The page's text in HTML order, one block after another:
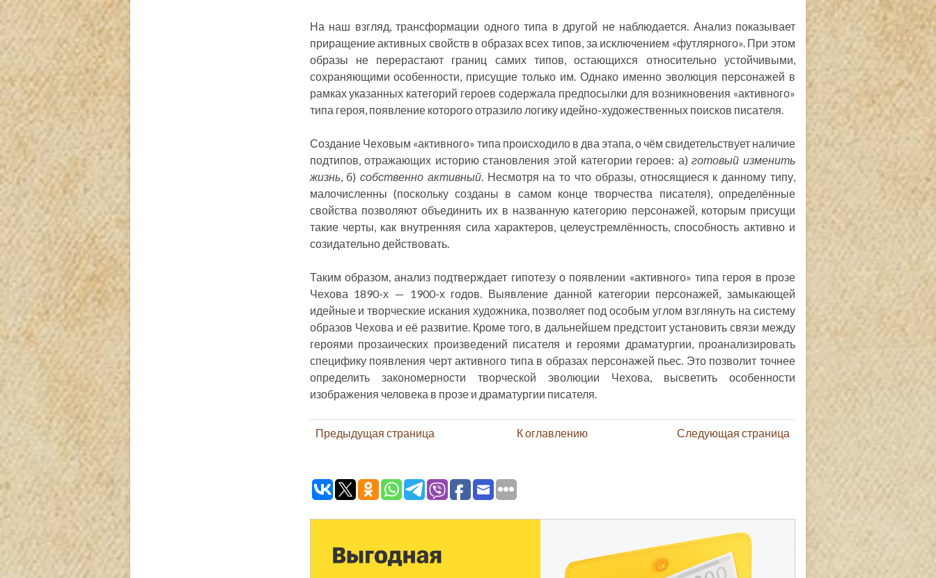
На наш взгляд, трансформации одного типа в другой не наблюдается. Анализ показывает
приращение активных свойств в образах всех типов, за исключением «футлярного». При этом
образы не перерастают границ самих типов, остающихся относительно устойчивыми,
сохраняющими особенности, присущие только им. Однако именно эволюция персонажей в
рамках указанных категорий героев содержала предпосылки для возникновения «активного»
типа героя, появление которого отразило логику идейно-художественных поисков писателя.
Создание Чеховым «активного» типа происходило в два этапа, о чём свидетельствует наличие
подтипов, отражающих историю становления этой категории героев: а)готовый изменить
жизнь, б)собственно активный. Несмотря на то что образы, относящиеся к данному типу,
малочисленны (поскольку созданы в самом конце творчества писателя), определённые
свойства позволяют объединить их в названную категорию персонажей, которым присущи
такие черты, как внутренняя сила характеров, целеустремлённость, способность активно и
созидательно действовать.
Таким образом, анализ подтверждает гипотезу о появлении «активного» типа героя в прозе
Чехова 1890-х — 1900-х годов. Выявление данной категории персонажей, замыкающей
идейные и творческие искания художника, позволяет под особым углом взглянуть на систему
образов Чехова и её развитие. Кроме того, в дальнейшем предстоит установить связи между
героями прозаических произведений писателя и героями драматургии, проанализировать
специфику появления черт активного типа в образах персонажей пьес. Это позволит точнее
определить закономерности творческой эволюции Чехова, высветить особенности
изображения человека в прозе и драматургии писателя.
Предыдущая страница К оглавлению Следующая страница